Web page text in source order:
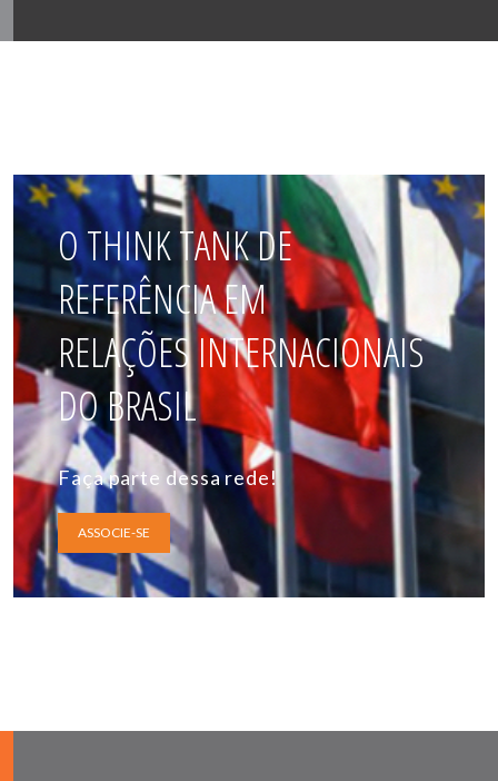
O THINK TANK DE
REFERÊNCIA EM
RELAÇÕES INTERNACIONAIS
DO BRASIL
Faça parte dessa rede!
ASSOCIE-SE